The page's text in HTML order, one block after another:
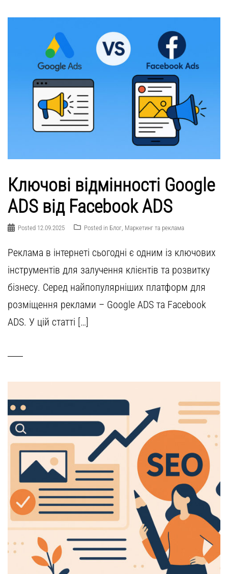
Ключові відмінності Google
ADS від Facebook ADS
Posted 12.09.2025 Posted in Блог, Маркетинг та реклама
Реклама в інтернеті сьогодні є одним із ключових
інструментів для залучення клієнтів та розвитку
бізнесу. Серед найпопулярніших платформ для
розміщення реклами – Google ADS та Facebook
ADS. У цій статті […]